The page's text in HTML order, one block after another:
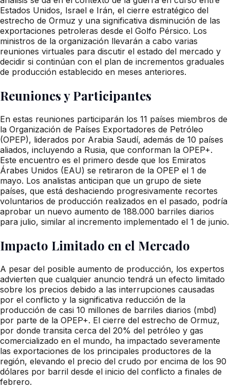
Estados Unidos, Israel e Irán, el cierre estratégico del
estrecho de Ormuz y una significativa disminución de las
exportaciones petroleras desde el Golfo Pérsico. Los
ministros de la organización llevarán a cabo varias
reuniones virtuales para discutir el estado del mercado y
decidir si continúan con el plan de incrementos graduales
de producción establecido en meses anteriores.
Reuniones y Participantes
En estas reuniones participarán los 11 países miembros de
la Organización de Países Exportadores de Petróleo
(OPEP), liderados por Arabia Saudí, además de 10 países
aliados, incluyendo a Rusia, que conforman la OPEP+.
Este encuentro es el primero desde que los Emiratos
Árabes Unidos (EAU) se retiraron de la OPEP el 1 de
mayo. Los analistas anticipan que un grupo de siete
países, que está deshaciendo progresivamente recortes
voluntarios de producción realizados en el pasado, podría
aprobar un nuevo aumento de 188.000 barriles diarios
para julio, similar al incremento implementado el 1 de junio.
Impacto Limitado en el Mercado
A pesar del posible aumento de producción, los expertos
advierten que cualquier anuncio tendrá un efecto limitado
sobre los precios debido a las interrupciones causadas
por el conflicto y la significativa reducción de la
producción de casi 10 millones de barriles diarios (mbd)
por parte de la OPEP+. El cierre del estrecho de Ormuz,
por donde transita cerca del 20% del petróleo y gas
comercializado en el mundo, ha impactado severamente
las exportaciones de los principales productores de la
región, elevando el precio del crudo por encima de los 90
dólares por barril desde el inicio del conflicto a finales de
febrero.